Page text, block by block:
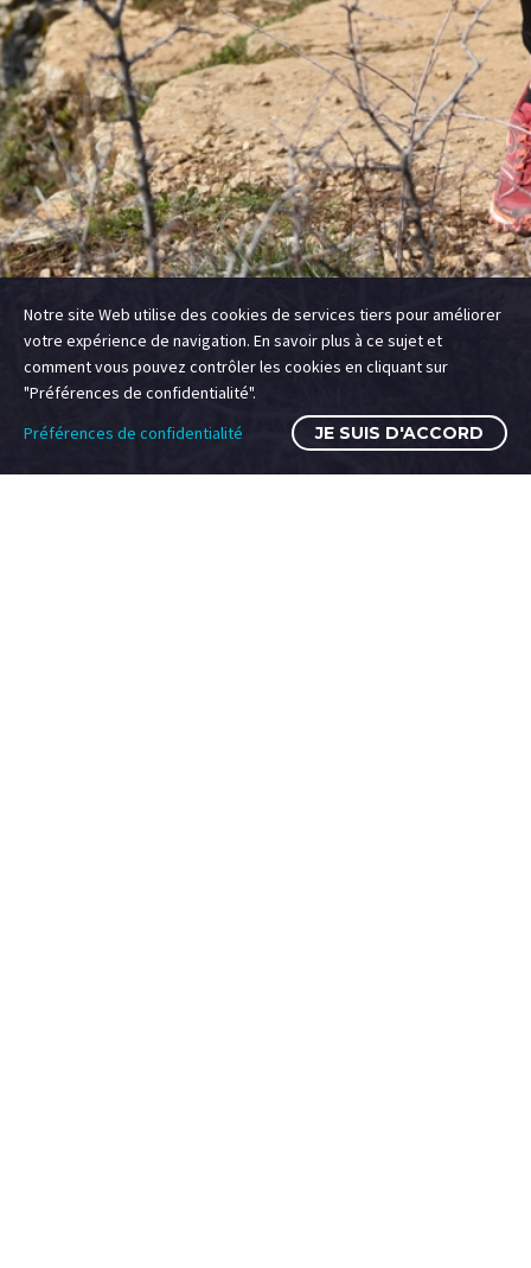
Notre site Web utilise des cookies de services tiers pour améliorer
votre expérience de navigation. En savoir plus à ce sujet et
comment vous pouvez contrôler les cookies en cliquant sur
"Préférences de confidentialité".
Préférences de confidentialité
JE SUIS D'ACCORD